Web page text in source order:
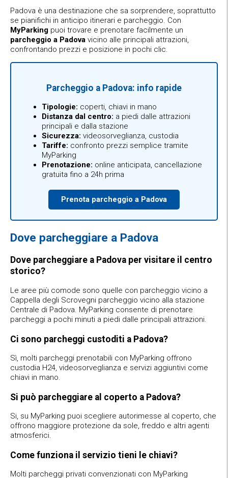
Padova è una destinazione che sa sorprendere, soprattutto
se pianifichi in anticipo itinerari e parcheggio. Con
MyParking puoi trovare e prenotare facilmente un
parcheggio a Padova vicino alle principali attrazioni,
confrontando prezzi e posizione in pochi clic.
Parcheggio a Padova: info rapide
Tipologie: coperti, chiavi in mano
Distanza dal centro: a piedi dalle attrazioni
principali e dalla stazione
Sicurezza: videosorveglianza, custodia
Tariffe: confronto prezzi semplice tramite
MyParking
Prenotazione: online anticipata, cancellazione
gratuita fino a 24h prima
Prenota parcheggio a Padova
Dove parcheggiare a Padova
Dove parcheggiare a Padova per visitare il centro
storico?
Le aree più comode sono quelle con parcheggio vicino a
Cappella degli Scrovegni parcheggio vicino alla stazione
Centrale di Padova. MyParking consente di prenotare
parcheggi a pochi minuti a piedi dalle principali attrazioni.
Ci sono parcheggi custoditi a Padova?
Sì, molti parcheggi prenotabili con MyParking offrono
custodia H24, videosorveglianza e servizi aggiuntivi come
chiavi in mano.
Si può parcheggiare al coperto a Padova?
Si, su MyParking puoi scegliere autorimesse al coperto, che
offrono maggiore protezione da sole, freddo e altri agenti
atmosferici.
Come funziona il servizio tieni le chiavi?
Molti parcheggi privati convenzionati con MyParking